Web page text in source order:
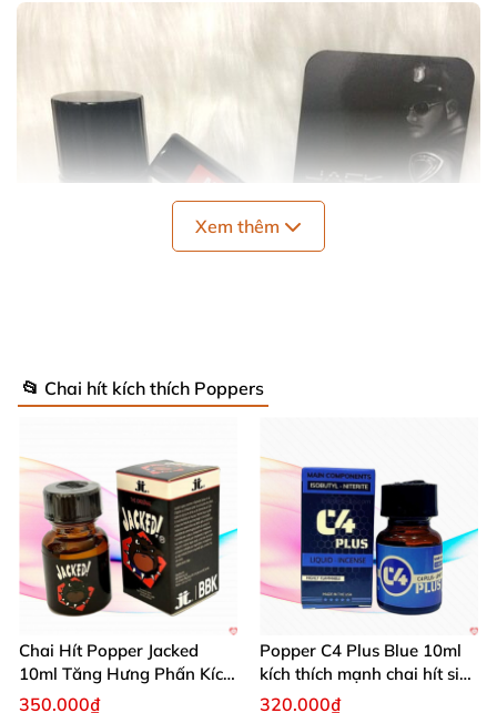
Popper Jack Ass 40ml cực mạnh PP68 sẽ mang đến bạn luồng
sinh khi mới để bước vào cuộc “yêu” một cách mãnh liệt hơn.
Thông tin chi tiếtcủa Popper Jack Ass
40ml cực mạnh PP68
Tên sản phẩm: Popper Jack Ass 40ml cực mạnh
Xem thêm
📂 Chai hít kích thích Poppers
Chai Hít Popper Jacked
10ml Tăng Hưng Phấn Kích
Thích Mạnh Mẽ
350.000₫
Popper C4 Plus Blue 10ml
kích thích mạnh chai hít siêu
đỉnh
320.000₫